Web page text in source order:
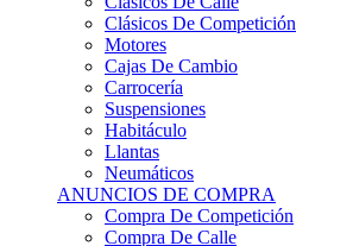
Clásicos De Competición
Motores
Cajas De Cambio
Carrocería
Suspensiones
Habitáculo
Llantas
Neumáticos
ANUNCIOS DE COMPRA
Compra De Competición
Compra De Calle